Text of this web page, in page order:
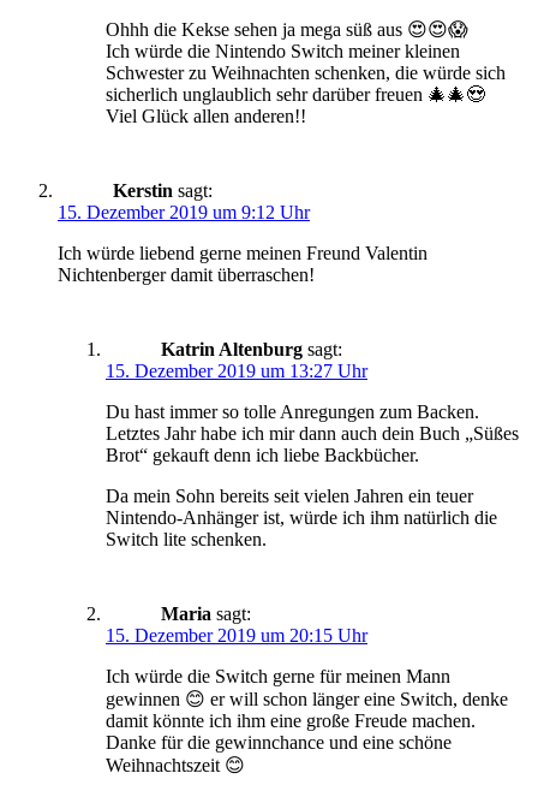
Ohhh die Kekse sehen ja mega süß aus 😍😍😱
Ich würde die Nintendo Switch meiner kleinen
Schwester zu Weihnachten schenken, die würde sich
sicherlich unglaublich sehr darüber freuen 🎄🎄😍
Viel Glück allen anderen!!
Kerstin sagt:
15. Dezember 2019 um 9:12 Uhr
Ich würde liebend gerne meinen Freund Valentin
Nichtenberger damit überraschen!
Katrin Altenburg sagt:
15. Dezember 2019 um 13:27 Uhr
Du hast immer so tolle Anregungen zum Backen.
Letztes Jahr habe ich mir dann auch dein Buch „Süßes
Brot“ gekauft denn ich liebe Backbücher.
Da mein Sohn bereits seit vielen Jahren ein teuer
Nintendo-Anhänger ist, würde ich ihm natürlich die
Switch lite schenken.
Maria sagt:
15. Dezember 2019 um 20:15 Uhr
Ich würde die Switch gerne für meinen Mann
gewinnen 😊 er will schon länger eine Switch, denke
damit könnte ich ihm eine große Freude machen.
Danke für die gewinnchance und eine schöne
Weihnachtszeit 😊